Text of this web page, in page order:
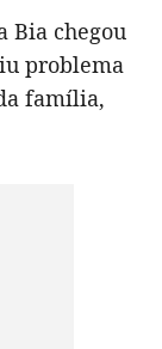
Bia chegou
problema
família,